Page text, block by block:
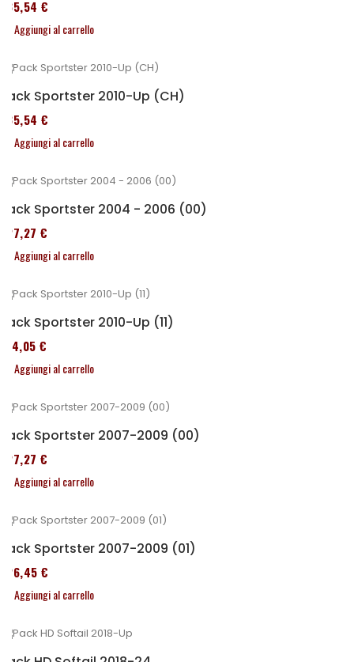
235,54 €
Aggiungi al carrello
Pack Sportster 2010-Up (CH)
235,54 €
Aggiungi al carrello
Pack Sportster 2004 - 2006 (00)
227,27 €
Aggiungi al carrello
Pack Sportster 2010-Up (11)
314,05 €
Aggiungi al carrello
Pack Sportster 2007-2009 (00)
227,27 €
Aggiungi al carrello
Pack Sportster 2007-2009 (01)
326,45 €
Aggiungi al carrello